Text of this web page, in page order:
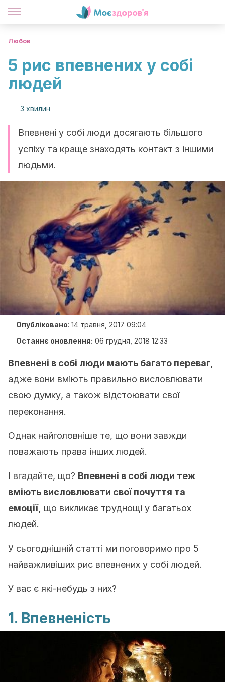
Любов
5 рис впевнених у собі
людей
3 хвилин
Впевнені у собі люди досягають більшого
успіху та краще знаходять контакт з іншими
людьми.
Опубліковано: 14 травня, 2017 09:04
Останнє оновлення: 06 грудня, 2018 12:33
Впевнені в собі люди мають багато переваг,
адже вони вміють правильно висловлювати
свою думку, а також відстоювати свої
переконання.
Однак найголовніше те, що вони завжди
поважають права інших людей.
І вгадайте, що? Впевнені в собі люди теж
вміють висловлювати свої почуття та
емоції, що викликає труднощі у багатьох
людей.
У сьогоднішній статті ми поговоримо про 5
найважливіших рис впевнених у собі людей.
У вас є які-небудь з них?
1. Впевненість